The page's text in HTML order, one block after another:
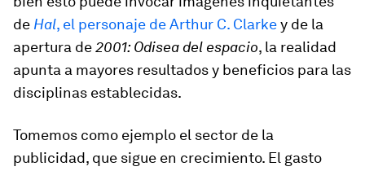
de Hal, el personaje de Arthur C. Clarkey de la
apertura de2001: Odisea del espacio, la realidad
apunta a mayores resultados y beneficios para las
disciplinas establecidas.
Tomemos como ejemplo el sector de la
publicidad, que sigue en crecimiento. El gasto